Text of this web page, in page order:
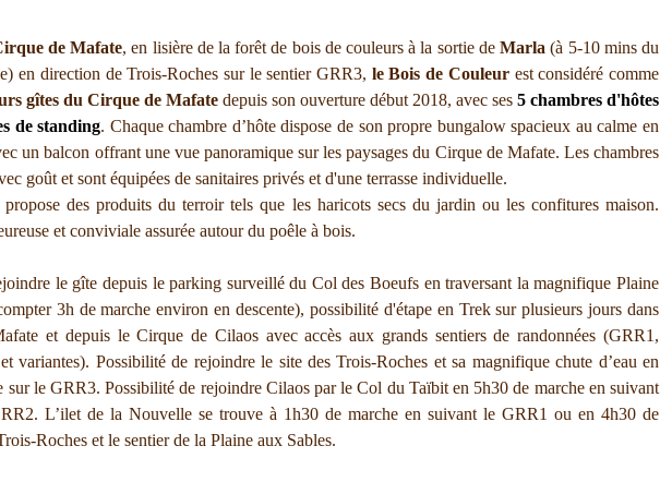
de Mafate, en lisière de la forêt de bois de couleurs à la sortie deMarla (à 5-10 mins du
en direction de Trois-Roches sur le sentier GRR3, le Bois de Couleurest considéré comme
gîtes du Cirque de Mafate depuis son ouverture début 2018, avec ses 5 chambres d'hôtes
de standing. Chaque chambre d’hôte dispose de son propre bungalow spacieux au calme en
un balcon offrant une vue panoramique sur les paysages du Cirque de Mafate. Les chambres
goût et sont équipées de sanitaires privés et d'une terrasse individuelle.
des produits du terroir tels que les haricots secs du jardin ou les confitures maison.
et conviviale assurée autour du poêle à bois.
le gîte depuis le parking surveillé du Col des Boeufs en traversant la magnifique Plaine
3h de marche environ en descente), possibilité d'étape en Trek sur plusieurs jours dans
et depuis le Cirque de Cilaos avec accès aux grands sentiers de randonnées (GRR1,
variantes). Possibilité de rejoindre le site des Trois-Roches et sa magnifique chute d’eau en
sur le GRR3. Possibilité de rejoindre Cilaos par le Col du Taïbit en 5h30 de marche en suivant
L’ilet de la Nouvelle se trouve à 1h30 de marche en suivant le GRR1 ou en 4h30 de
Roches et le sentier de la Plaine aux Sables.